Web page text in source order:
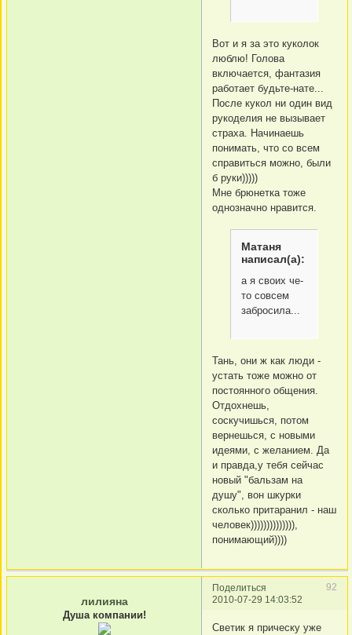
Вот и я за это куколок
люблю! Голова
включается, фантазия
работает будьте-нате...
После кукол ни один вид
рукоделия не вызывает
страха. Начинаешь
понимать, что со всем
справиться можно, были
б руки)))))
Мне брюнетка тоже
однозначно нравится.
Матаня
написал(а):
а я своих че-
то совсем
забросила...
Тань, они ж как люди -
устать тоже можно от
постоянного общения.
Отдохнешь,
соскучишься, потом
вернешься, с новыми
идеями, с желанием. Да
и правда,у тебя сейчас
новый "бальзам на
душу", вон шкурки
сколько притаранил - наш
человек)))))))))))))),
понимающий))))
Поделиться
92
2010-07-29 14:03:52
лилияна
Душа компании!
Светик я прическу уже